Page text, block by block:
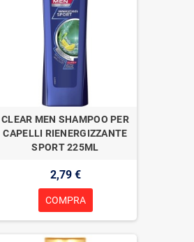
CLEAR MEN SHAMPOO PER
CAPELLI RIENERGIZZANTE
SPORT 225ML
2,79 €
COMPRA